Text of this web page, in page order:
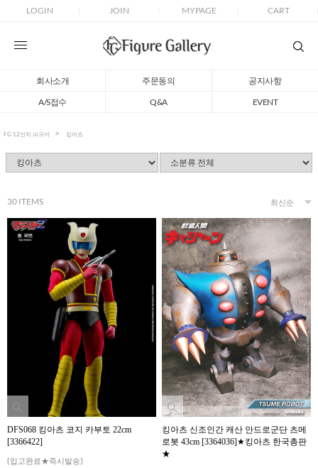
LOGIN JOIN MYPAGE CART
회사소개 주문동의
공지사항
A/S접수
Q&A EVENT
FG 12인치 피규어 킹아츠
30 ITEMS
DFS068 킹아츠 코지 카부토 22cm
[3366422]
[입고완료★즉시발송]
킹아츠 신조인간 캐산 안드로군단 츠메
로봇 43cm [3364036]★킹아츠 한국총판
★